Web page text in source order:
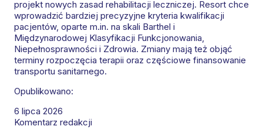
projekt nowych zasad rehabilitacji leczniczej. Resort chce
wprowadzić bardziej precyzyjne kryteria kwalifikacji
pacjentów, oparte m.in. na skali Barthel i
Międzynarodowej Klasyfikacji Funkcjonowania,
Niepełnosprawności i Zdrowia. Zmiany mają też objąć
terminy rozpoczęcia terapii oraz częściowe finansowanie
transportu sanitarnego.
Opublikowano:
6 lipca 2026
Komentarz redakcji